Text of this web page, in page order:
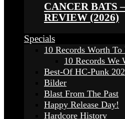
CANCER BATS
REVIEW (2026)
Specials
10 Records Worth
10 Records We
Best-Of HC-Punk
Bilder
Blast From The Past
Happy Release Day!
Hardcore History